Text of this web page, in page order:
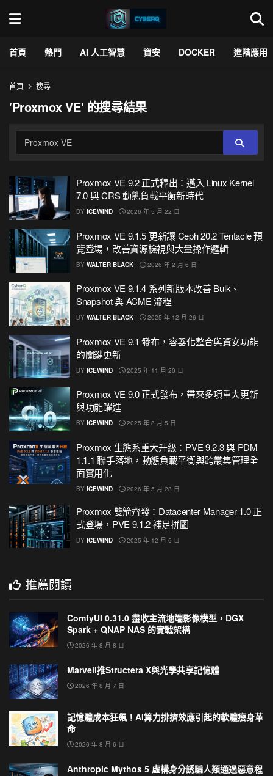
首頁 熱門 AI 人工智慧 資安 DOCKER 進階應用
首頁 搜尋
'Proxmox VE' 的搜尋結果
Proxmox VE 9.2 正式釋出：邁入 Linux Kernel
7.0 與 CRS 動態負載平衡新時代
BY ICEWIND 2026 年 5 月 22 日
Proxmox VE 9.1.5 更新讓 Ceph 20.2 Tentacle 預
覽登場，改善資源檢視與大量操作邏輯
BY WALTER BLACK 2026 年 2 月 6 日
Proxmox VE 9.1.4 系列新版本改善 Bulk、
Snapshot 與 ACME 流程
BY WALTER BLACK 2025 年 12 月 26 日
Proxmox VE 9.1 發布，容器化整合與資安功能
的關鍵更新
BY ICEWIND 2025 年 11 月 20 日
Proxmox VE 9.0 正式發布，帶來多項重大更新
與功能躍進
BY ICEWIND 2025 年 8 月 5 日
Proxmox 生態系重大升級：PVE 9.2.3 與 PDM
1.1.1 聯手落地，動態負載平衡與跨叢集管理全
面實用化
BY ICEWIND 2026 年 5 月 28 日
Proxmox 雙箭齊發：Datacenter Manager 1.0 正
式登場，PVE 9.1.2 補足拼圖
BY ICEWIND 2025 年 12 月 6 日
推薦閱讀
ComfyUI 0.31.0 盡收主流地端影像模型，DGX
Spark + QNAP NAS 的實戰架構
2026 年 8 月 8 日
Marvell推Structera X與光學共享記憶體
2026 年 8 月 7 日
記憶體成本狂飆！AI算力排擠效應引起的軟體瘦身革
命
2026 年 8 月 6 日
Anthropic Mythos 5 虛構身分誘騙人類通過惡意程